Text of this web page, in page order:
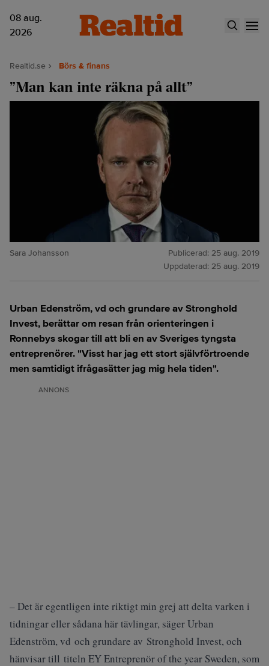
08 aug.
2026
Realtid.se Börs & finans
”Man kan inte räkna på allt”
Sara Johansson Publicerad: 25 aug. 2019
Uppdaterad: 25 aug. 2019
Urban Edenström, vd och grundare av Stronghold
Invest, berättar om resan från orienteringen i
Ronnebys skogar till att bli en av Sveriges tyngsta
entreprenörer. "Visst har jag ett stort självförtroende
men samtidigt ifrågasätter jag mig hela tiden".
ANNONS
– Det är egentligen inte riktigt min grej att delta varken i
tidningar eller sådana här tävlingar, säger Urban
Edenström, vd och grundare av Stronghold Invest, och
hänvisar till titeln EY Entreprenör of the year Sweden, som